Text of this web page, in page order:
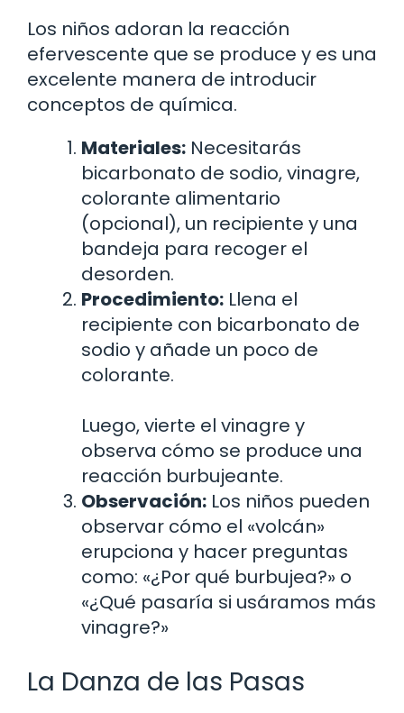
Los niños adoran la reacción
efervescente que se produce y es una
excelente manera de introducir
conceptos de química.
Materiales: Necesitarás
bicarbonato de sodio, vinagre,
colorante alimentario
(opcional), un recipiente y una
bandeja para recoger el
desorden.
Procedimiento: Llena el
recipiente con bicarbonato de
sodio y añade un poco de
colorante.
Luego, vierte el vinagre y
observa cómo se produce una
reacción burbujeante.
Observación: Los niños pueden
observar cómo el «volcán»
erupciona y hacer preguntas
como: «¿Por qué burbujea?» o
«¿Qué pasaría si usáramos más
vinagre?»
La Danza de las Pasas